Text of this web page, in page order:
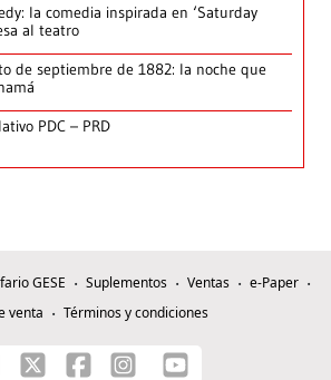
la comedia inspirada en ‘Saturday
al teatro
de septiembre de 1882: la noche que
PDC – PRD
GESE Suplementos Ventas
e-Paper
venta
Términos y condiciones